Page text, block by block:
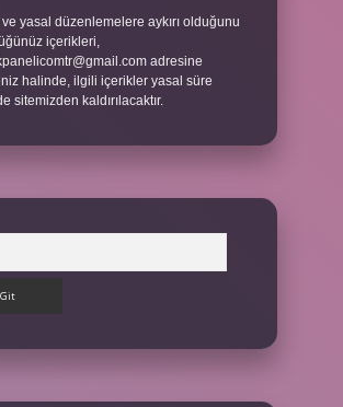
yasal düzenlemelere aykırı olduğunu
içerikleri,
adresine
halinde, ilgili içerikler yasal süre
sitemizden kaldırılacaktır.